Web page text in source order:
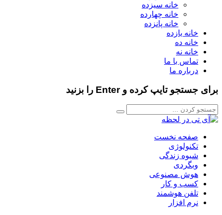
خانه سیزده
خانه چهارده
خانه پانزده
خانه یازده
خانه ده
خانه نه
تماس با ما
درباره ما
برای جستجو تایپ کرده و Enter را بزنید
صفحه نخست
تکنولوژی
شیوه زندگی
وبگردی
هوش مصنوعی
کسب و کار
تلفن هوشمند
نرم افزار